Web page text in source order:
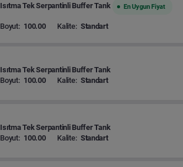
Isıtma Tek Serpantinli Buffer Tank En Uygun Fiyat
Boyut: 100.00 Kalite: Standart
Isıtma Tek Serpantinli Buffer Tank
Boyut: 100.00 Kalite: Standart
Isıtma Tek Serpantinli Buffer Tank
Boyut: 100.00 Kalite: Standart